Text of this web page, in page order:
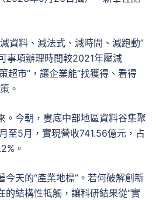
資料、減法式、減時間、減跑動”
事項辦理時間較2021年壓減
超市”，讓企業能“找獲得、看得
。
。今朝，婁底中部地區資料谷集聚
至5月，實現營收741.56億元，占
。
今天的“產業地標”。若何破解創新
的結構性牴觸，讓科研結果從“實